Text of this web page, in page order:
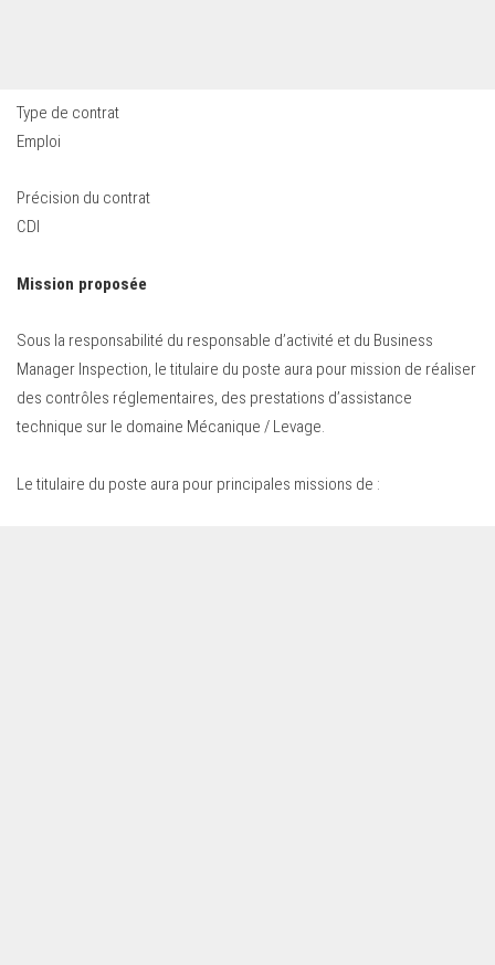
Type de contrat
Emploi
Précision du contrat
CDI
Mission proposée
Sous la responsabilité du responsable d’activité et du Business
Manager Inspection, le titulaire du poste aura pour mission de réaliser
des contrôles réglementaires, des prestations d’assistance
technique sur le domaine Mécanique / Levage.
Le titulaire du poste aura pour principales missions de :